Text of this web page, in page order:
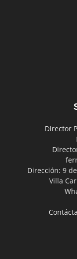
Director
Dirección: 9
Villa